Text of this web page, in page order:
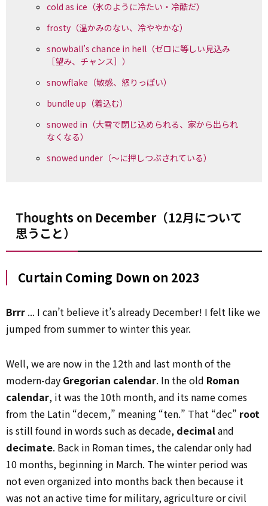
cold as ice（氷のように冷たい・冷酷だ）
frosty（温かみのない、冷ややかな）
snowball’s chance in hell（ゼロに等しい見込み
［望み、チャンス］）
snowflake（敏感、怒りっぽい）
bundle up（着込む）
snowed in（大雪で閉じ込められる、家から出られ
なくなる）
snowed under（～に押しつぶされている）
Thoughts on December（12月について
思うこと）
Curtain Coming Down on 2023
Brrr ... I can’t believe it’s already December! I felt like we
jumped from summer to winter this year.
Well, we are now in the 12th and last month of the
modern-day Gregorian calendar. In the old Roman
calendar, it was the 10th month, and its name comes
from the Latin “decem,” meaning “ten.” That “dec” root
is still found in words such as decade, decimaland
decimate. Back in Roman times, the calendar only had
10 months, beginning in March. The winter period was
not even organized into months back then because it
was not an active time for military, agriculture or civil